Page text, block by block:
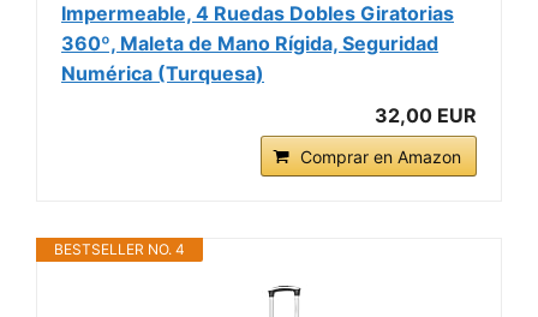
Impermeable, 4 Ruedas Dobles Giratorias
360º, Maleta de Mano Rígida, Seguridad
Numérica (Turquesa)
32,00 EUR
Comprar en Amazon
BESTSELLER NO. 4